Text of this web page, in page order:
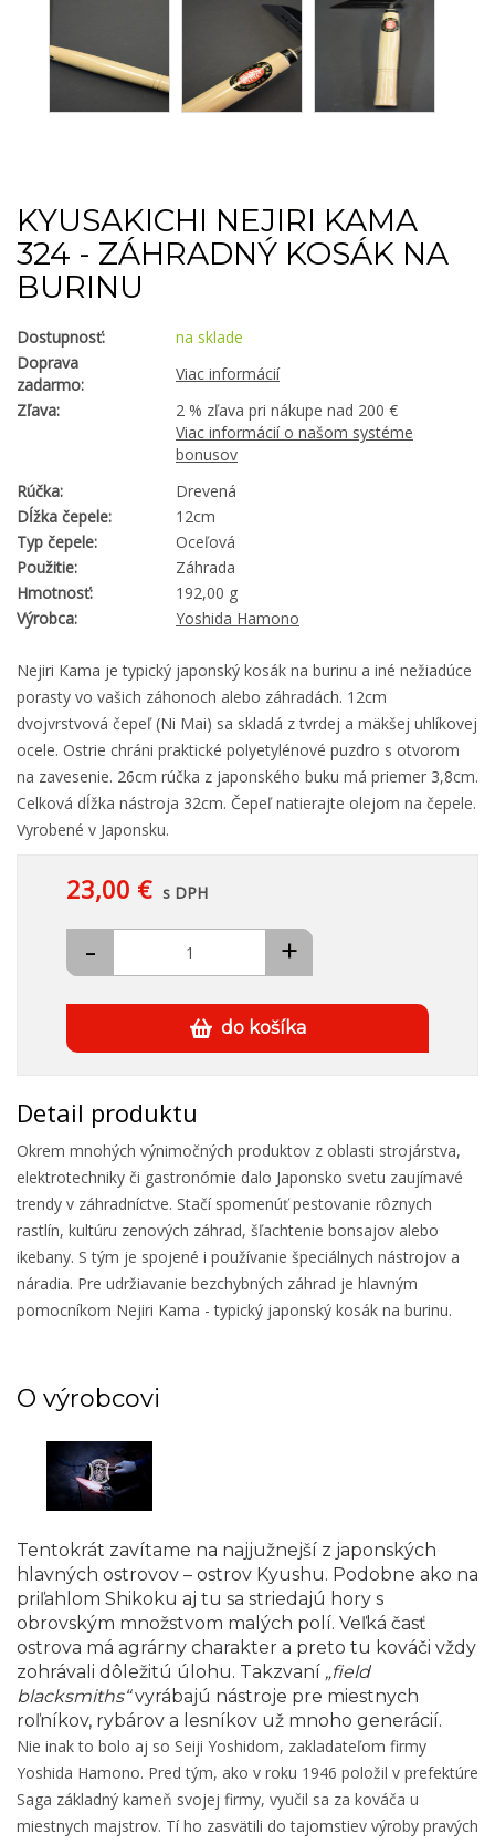
KYUSAKICHI NEJIRI KAMA
324 - ZÁHRADNÝ KOSÁK NA
BURINU
Dostupnosť:
na sklade
Doprava
zadarmo:
Viac informácií
Zľava:
2 % zľava pri nákupe nad 200 €
Viac informácií o našom systéme
bonusov
Rúčka:
Drevená
Dĺžka čepele:
12cm
Typ čepele:
Oceľová
Použitie:
Záhrada
Hmotnosť:
192,00 g
Výrobca:
Yoshida Hamono
Nejiri Kama je typický japonský kosák na burinu a iné nežiadúce
porasty vo vašich záhonoch alebo záhradách. 12cm
dvojvrstvová čepeľ (Ni Mai) sa skladá z tvrdej a mäkšej uhlíkovej
ocele. Ostrie chráni praktické polyetylénové puzdro s otvorom
na zavesenie. 26cm rúčka z japonského buku má priemer 3,8cm.
Celková dĺžka nástroja 32cm. Čepeľ natierajte olejom na čepele.
Vyrobené v Japonsku.
23,00 € s DPH
+
-
do košíka
Detail produktu
Okrem mnohých výnimočných produktov z oblasti strojárstva,
elektrotechniky či gastronómie dalo Japonsko svetu zaujímavé
trendy v záhradníctve. Stačí spomenúť pestovanie rôznych
rastlín, kultúru zenových záhrad, šľachtenie bonsajov alebo
ikebany. S tým je spojené i používanie špeciálnych nástrojov a
náradia. Pre udržiavanie bezchybných záhrad je hlavným
pomocníkom Nejiri Kama - typický japonský kosák na burinu.
O výrobcovi
Tentokrát zavítame na najjužnejší z japonských
hlavných ostrovov – ostrov Kyushu. Podobne ako na
priľahlom Shikoku aj tu sa striedajú hory s
obrovským množstvom malých polí. Veľká časť
ostrova má agrárny charakter a preto tu kováči vždy
zohrávali dôležitú úlohu. Takzvaní „field
blacksmiths“vyrábajú nástroje pre miestnych
roľníkov, rybárov a lesníkov už mnoho generácií.
Nie inak to bolo aj so Seiji Yoshidom, zakladateľom firmy
Yoshida Hamono. Pred tým, ako v roku 1946 položil v prefektúre
Saga základný kameň svojej firmy, vyučil sa za kováča u
miestnych majstrov. Tí ho zasvätili do tajomstiev výroby pravých